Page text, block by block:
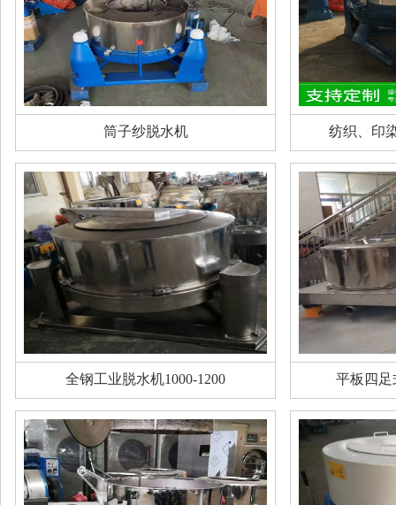
筒子纱脱水机 纺织、印
全钢工业脱水机1000-1200 平板四足